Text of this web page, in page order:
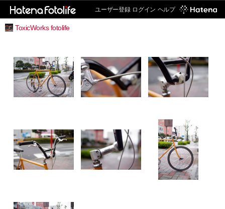
ユーザー登録 ログイン ヘルプ
ToxicWorks fotolife